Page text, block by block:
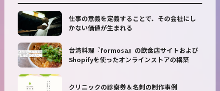
仕事の意義を定義することで、その会社にし
かない価値が生まれる
台湾料理『formosa』の飲食店サイトおよび
Shopifyを使ったオンラインストアの構築
クリニックの診察券＆名刺の制作事例